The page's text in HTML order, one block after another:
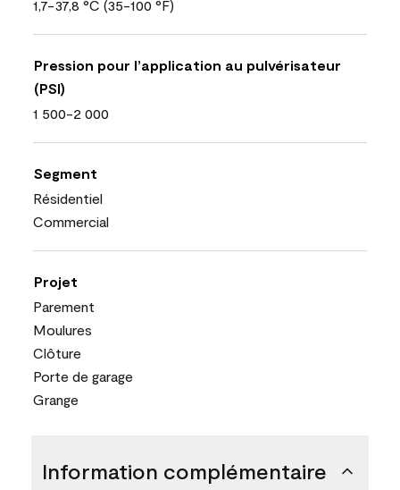
1,7-37,8 °C (35-100 °F)
Pression pour l’application au pulvérisateur
(PSI)
1 500-2 000
Segment
Résidentiel
Commercial
Projet
Parement
Moulures
Clôture
Porte de garage
Grange
Information complémentaire